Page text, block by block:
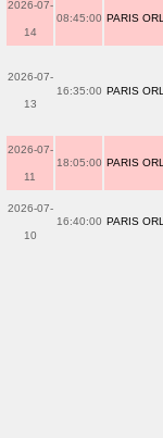
2026-07-
14
08:45:00 PARIS
2026-07-
13
16:35:00 PARIS
2026-07-
11
18:05:00 PARIS
2026-07-
10
16:40:00 PARIS